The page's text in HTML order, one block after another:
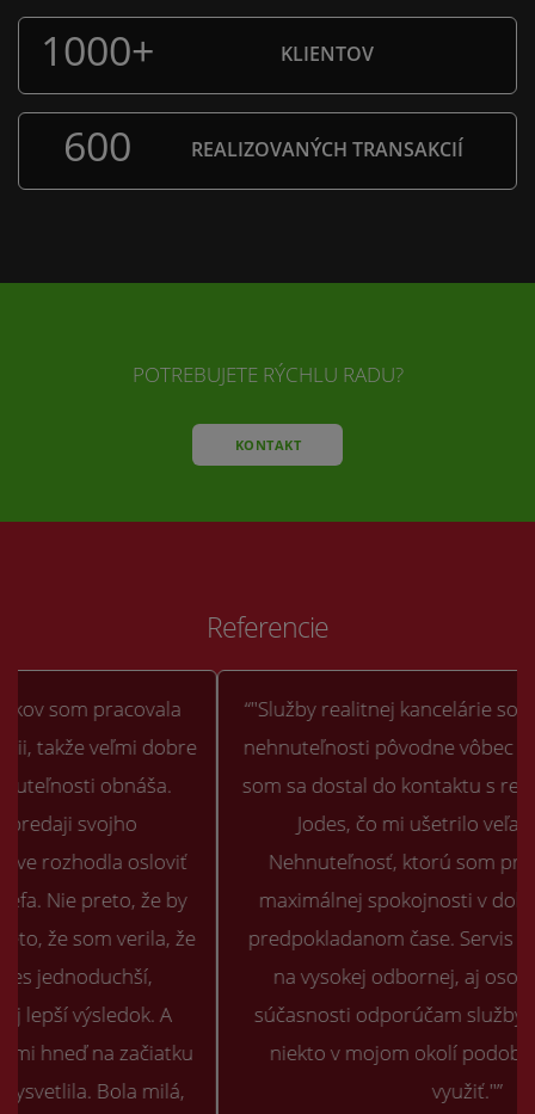
1000+ KLIENTOV
600 REALIZOVANÝCH TRANSAKCIÍ
POTREBUJETE RÝCHLU RADU?
KONTAKT
Referencie
“"Služby realitnej kancelárie som pri predaji svojej
nehnuteľnosti pôvodne vôbec nehľadal. Našťastie
som sa dostal do kontaktu s realitnou kanceláriou
Jodes, čo mi ušetrilo veľa času a úsilia.
Nehnuteľnosť, ktorú som predával, predali k
maximálnej spokojnosti v dohodnutej cene a v
predpokladanom čase. Servis a komunikácia boli
na vysokej odbornej, aj osobnej úrovni. Aj v
súčasnosti odporúčam služby kancelárie pokiaľ
niekto v mojom okolí podobnú službu môže